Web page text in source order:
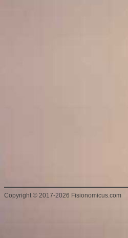
Copyright © 2017-2026 Fisionomicus.com